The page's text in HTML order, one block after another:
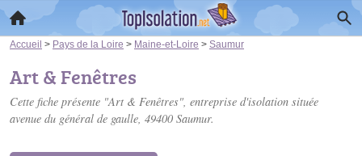
Accueil > Pays de la Loire > Maine-et-Loire > Saumur
Art & Fenêtres
Cette fiche présente "Art & Fenêtres", entreprise d'isolation située
avenue du général de gaulle, 49400 Saumur.